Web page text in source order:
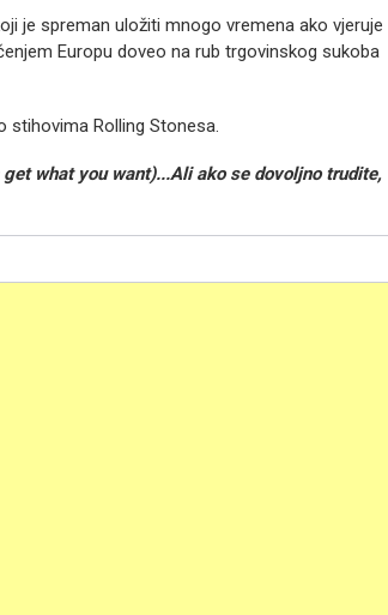
je spreman uložiti mnogo vremena ako vjeruje
Europu doveo na rub trgovinskog sukoba
stihovima Rolling Stonesa.
what you want)...Ali ako se dovoljno trudite,